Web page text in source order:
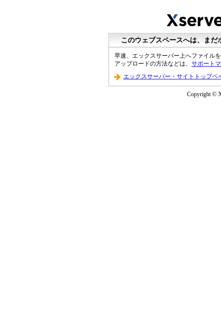
このウェブスペースへは、ま
早速、エックスサーバー上へファイル
アップロードの方法などは、 サポート
エックスサーバー・サイトトップペ
Copyright ©